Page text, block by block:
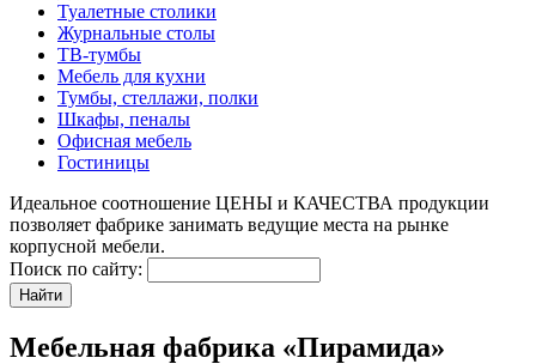
Туалетные столики
Журнальные столы
ТВ-тумбы
Мебель для кухни
Тумбы, стеллажи, полки
Шкафы, пеналы
Офисная мебель
Гостиницы
Идеальное соотношение ЦЕНЫ и КАЧЕСТВА продукции
позволяет фабрике занимать ведущие места на рынке
корпусной мебели.
Поиск по сайту:
Мебельная фабрика «Пирамида»